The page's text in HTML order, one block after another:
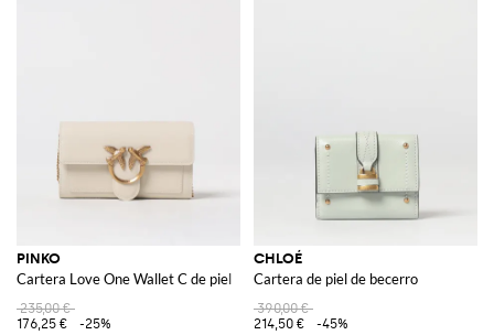
PINKO
Cartera Love One Wallet C de piel
235,00 €
176,25 €
-25%
CHLOÉ
Cartera de piel de becerro
390,00 €
214,50 €
-45%